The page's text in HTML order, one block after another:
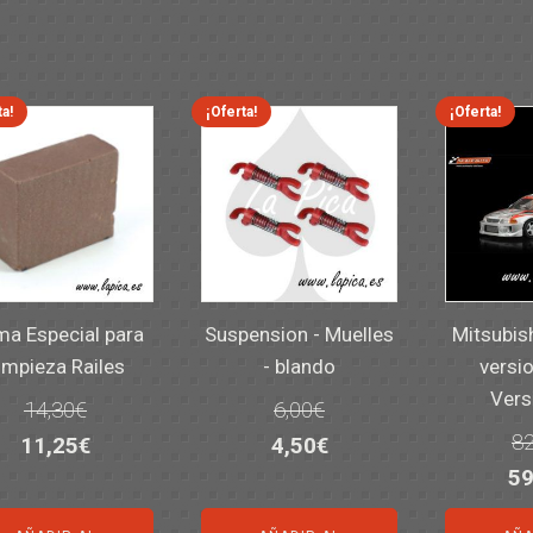
Especial para
Railes
14,30€
El
original
11,25€El
actual
¡Oferta!
Suspension - Muelles
- blando
6,00€
El
original
4,50€El
actual
¡Oferta!
El